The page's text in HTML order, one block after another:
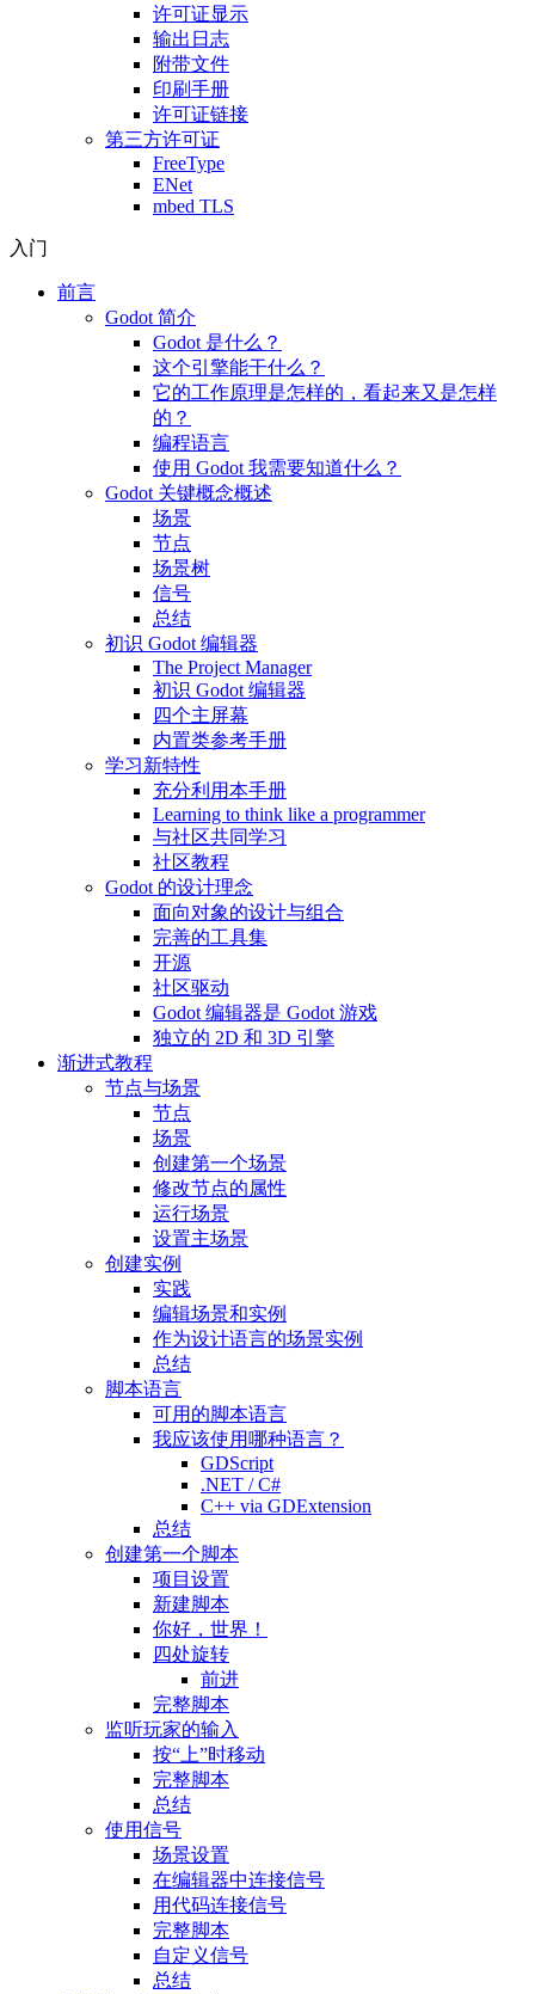
许可证显示
输出日志
附带文件
印刷手册
许可证链接
第三方许可证
FreeType
ENet
mbed TLS
入门
前言
Godot 简介
Godot 是什么？
这个引擎能干什么？
它的工作原理是怎样的，看起来又是怎样
的？
编程语言
使用 Godot 我需要知道什么？
Godot 关键概念概述
场景
节点
场景树
信号
总结
初识 Godot 编辑器
The Project Manager
初识 Godot 编辑器
四个主屏幕
内置类参考手册
学习新特性
充分利用本手册
Learning to think like a programmer
与社区共同学习
社区教程
Godot 的设计理念
面向对象的设计与组合
完善的工具集
开源
社区驱动
Godot 编辑器是 Godot 游戏
独立的 2D 和 3D 引擎
渐进式教程
节点与场景
节点
场景
创建第一个场景
修改节点的属性
运行场景
设置主场景
创建实例
实践
编辑场景和实例
作为设计语言的场景实例
总结
脚本语言
可用的脚本语言
我应该使用哪种语言？
GDScript
.NET / C#
C++ via GDExtension
总结
创建第一个脚本
项目设置
新建脚本
你好，世界！
四处旋转
前进
完整脚本
监听玩家的输入
按“上”时移动
完整脚本
总结
使用信号
场景设置
在编辑器中连接信号
用代码连接信号
完整脚本
自定义信号
总结